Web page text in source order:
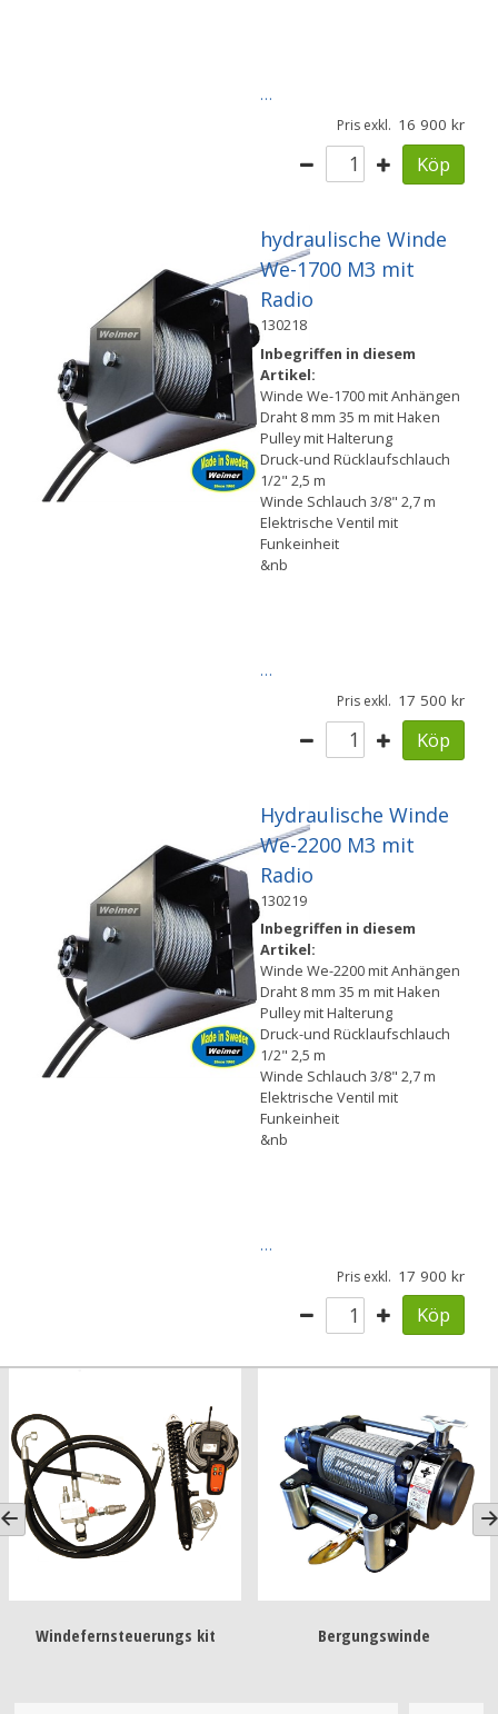
…
Pris exkl. 16 900
Köp
hydraulische Winde
We-1700 M3 mit
Radio
130218
Inbegriffen in diesem
Artikel:
Winde We-1700 mit Anhängen
Draht 8 mm 35 m mit Haken
Pulley mit Halterung
Druck-und Rücklaufschlauch
1/2" 2,5 m
Winde Schlauch 3/8" 2,7 m
Elektrische Ventil mit
Funkeinheit
&nb
…
Pris exkl. 17 500
Köp
Hydraulische Winde
We-2200 M3 mit
Radio
130219
Inbegriffen in diesem
Artikel:
Winde We-2200 mit Anhängen
Draht 8 mm 35 m mit Haken
Pulley mit Halterung
Druck-und Rücklaufschlauch
1/2" 2,5 m
Winde Schlauch 3/8" 2,7 m
Elektrische Ventil mit
Funkeinheit
&nb
…
Pris exkl. 17 900
Köp
Windefernsteuerungs kit Bergungswinde